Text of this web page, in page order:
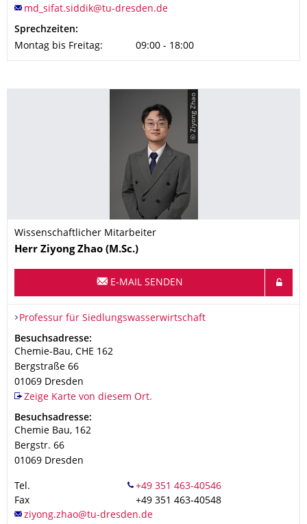
Sprechzeiten:
Montag bis Freitag:
09:00 - 18:00
© Ziyong Zhao
Wissenschaftlicher Mitarbeiter
Name
Herr Ziyong Zhao (M.Sc.)
E-MAIL SENDEN
Organisationsname
Professur für Siedlungswasserwirtschaft
Professur für Siedlungswasserwirtschaft
Adresse
Besuchsadresse:
Chemie-Bau, CHE 162
Bergstraße 66
01069 Dresden
Zeige Karte von diesem Ort.
Adresse
Besuchsadresse:
Chemie Bau, 162
Bergstr. 66
01069 Dresden
Tel.
Fax
+49 351 463-40548